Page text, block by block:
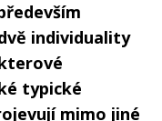
individuality
typické
mimo jiné